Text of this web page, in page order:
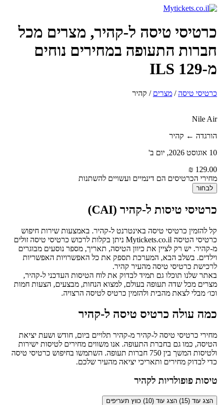
כרטיסי טיסה ל-קהיר, מצרים מכל
חברות התעופה במחירים נוחים
מ-129 ILS
כרטיסי טיסה/ מצרים / קהיר
Nile Air
הורגדה ← קהיר
10 אוגוסט 2026, יום ב'
מחירי הכרטיסים הם דינמיים ועשויים להשתנות
לבחור
כרטיסי טיסות ל-קהיר (CAI)
קל להזמין כרטיסי טיסה באינטרנט ל-קהיר. באמצעות שירות חיפוש
כרטיסי הטיסה Mytickets.co.il ניתן בקלות לרכוש כרטיסי טיסה זולים
מ-קהיר. יש רק לציין את כיוון הטיסה, תאריך, מספר נוסעים מבוגרים
וילדים. בשלב הבא, המערכת תספק את כל האפשרויות האפשריות
לרכישת כרטיסי טיסה מהעיר קהיר.
באתר שלנו תוכלו גם תמיד לבדוק את לוח הטיסות העדכני ל-קהיר,
מצרים מכל שדה תעופה בעולם, למצוא הנחות, מבצעים, הצעות חמות
וכו׳ מבלי לצאת מהבית ולהזמין כרטיס לטיסה הרצויה.
כמה עולה כרטיס טיסה ל-קהיר
מחירי כרטיסי טיסה ל-קהיר מ-קהיר תלויים ביום, חודש ושעת יציאת
הטיסה, כמו גם בחברת התעופה. אנו משווים מחירים לטיסות ישירות
ולטיסות המשך בין 750 חברות תעופה. השתמשו בחיפוש כרטיסי טיסה
כדי לבדוק מחירים ותאריכי יציאה מהעיר שלכם.
טיסות פופולריות לקהיר
הצג עוד (15) הצג עוד (10) כווץ תעריפים